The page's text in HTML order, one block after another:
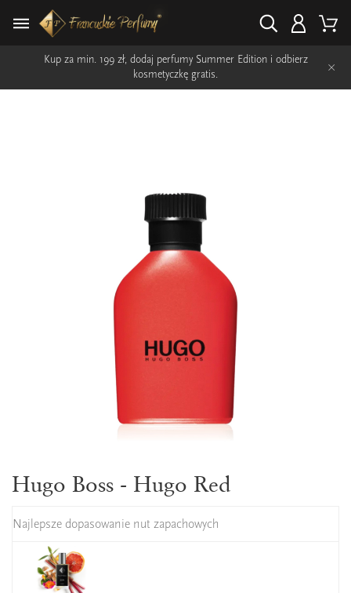
Kup za min. 199 zł, dodaj perfumy Summer Edition i odbierz
kosmetyczkę gratis.
×
Hugo Boss - Hugo Red
Najlepsze dopasowanie nut zapachowych